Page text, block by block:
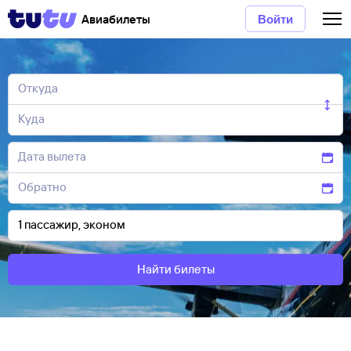
Авиабилеты Войти
Найти билеты